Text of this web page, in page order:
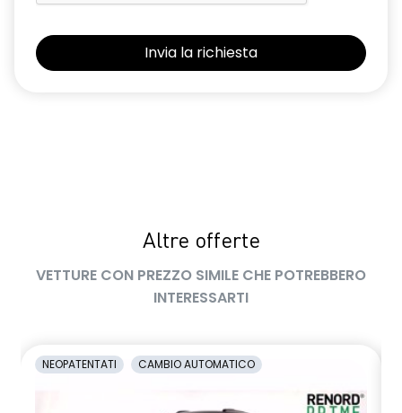
Sedili con sistema isofix
Selleria Stepway in tessuto blu e nero
Volante regolabile in altezza e profondità
Altre offerte
VETTURE CON PREZZO SIMILE CHE POTREBBERO
INTERESSARTI
NEOPATENTATI CAMBIO AUTOMATICO